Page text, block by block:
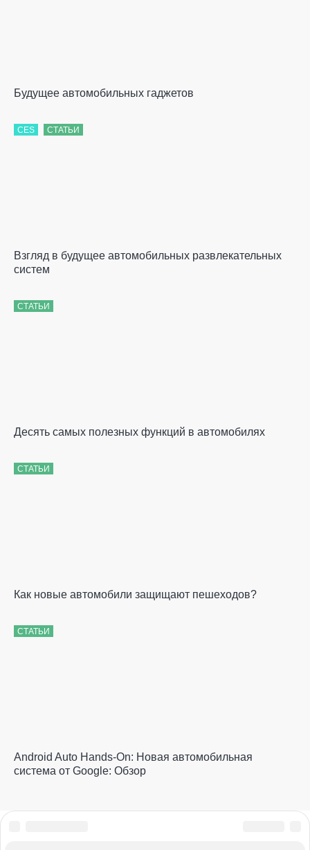
Будущее автомобильных гаджетов
CES СТАТЬИ
Взгляд в будущее автомобильных развлекательных
систем
СТАТЬИ
Десять самых полезных функций в автомобилях
СТАТЬИ
Как новые автомобили защищают пешеходов?
СТАТЬИ
Android Auto Hands-On: Новая автомобильная
система от Google: Обзор